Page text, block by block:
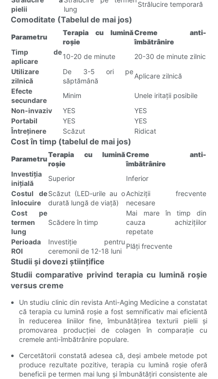
pielii
lung
Strălucire temporară
Comoditate (Tabelul de mai jos)
Parametru
Terapia cu lumină
roșie
Creme anti-
îmbătrânire
Timp de
aplicare
10-20 de minute
20-30 de minute zilnic
Utilizare
zilnică
De 3-5 ori pe
săptămână
Aplicare zilnică
Efecte
secundare
Minim
Unele iritații posibile
Non-invaziv
YES
YES
Portabil
YES
YES
Întreţinere
Scăzut Ridicat
Cost în timp (tabelul de mai jos)
Parametru
Terapia cu lumină
roșie
Creme anti-
îmbătrânire
Investiția
inițială
Superior
Inferior
Costul de
înlocuire
Scăzut (LED-urile au o
durată lungă de viață)
Achiziții frecvente
necesare
Cost pe
termen
lung
Scădere în timp
Mai mare în timp din
cauza achizițiilor
repetate
Perioada
ROI
Investiție pentru
ceremonii de 12-18 luni
Plăți frecvente
Studii și dovezi științifice
Studii comparative privind terapia cu lumină roșie
versus creme
Un studiu clinic din revista Anti-Aging Medicine a constatat
că terapia cu lumină roșie a fost semnificativ mai eficientă
în reducerea liniilor fine, îmbunătățirea texturii pielii și
promovarea producției de colagen în comparație cu
cremele anti-îmbătrânire populare.
Cercetătorii constată adesea că, deși ambele metode pot
produce rezultate pozitive, terapia cu lumină roșie oferă
beneficii pe termen mai lung și îmbunătățiri consistente ale